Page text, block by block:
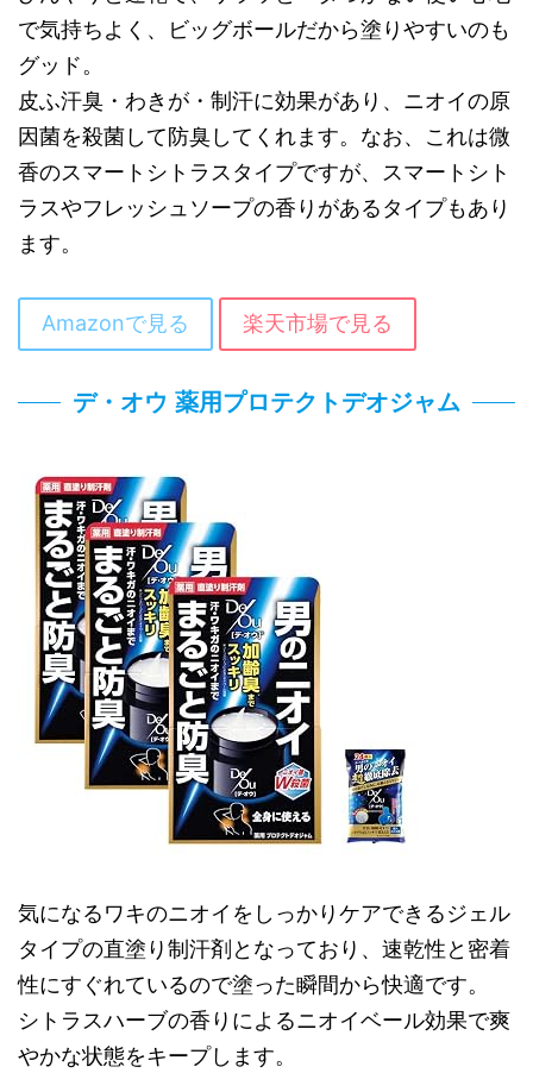
で気持ちよく、ビッグボールだから塗りやすいのも
グッド。
皮ふ汗臭・わきが・制汗に効果があり、ニオイの原
因菌を殺菌して防臭してくれます。なお、これは微
香のスマートシトラスタイプですが、スマートシト
ラスやフレッシュソープの香りがあるタイプもあり
ます。
Amazonで見る 楽天市場で見る
デ・オウ 薬用プロテクトデオジャム
気になるワキのニオイをしっかりケアできるジェル
タイプの直塗り制汗剤となっており、速乾性と密着
性にすぐれているので塗った瞬間から快適です。
シトラスハーブの香りによるニオイベール効果で爽
やかな状態をキープします。